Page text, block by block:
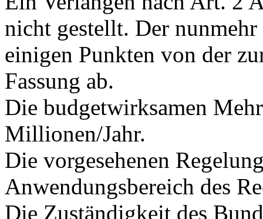
nicht gestellt. Der
einigen Punkten von der
Fassung ab.
Die budgetwirksamen
Millionen/Jahr.
Die vorgesehenen
Anwendungsbereich des
Die Zuständigkeit des